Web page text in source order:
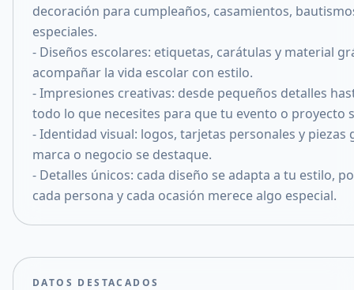
decoración para cumpleaños, casamientos,
especiales.
- Diseños escolares: etiquetas, carátulas y material
acompañar la vida escolar con estilo.
- Impresiones creativas: desde pequeños detalles
todo lo que necesites para que tu evento o proyecto
- Identidad visual: logos, tarjetas personales y piezas
marca o negocio se destaque.
- Detalles únicos: cada diseño se adapta a tu estilo,
cada persona y cada ocasión merece algo especial.
DATOS DESTACADOS